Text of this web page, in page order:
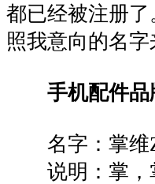
都已经被注册
照我意向的名字
手机配件
名字：掌维
说明：掌，